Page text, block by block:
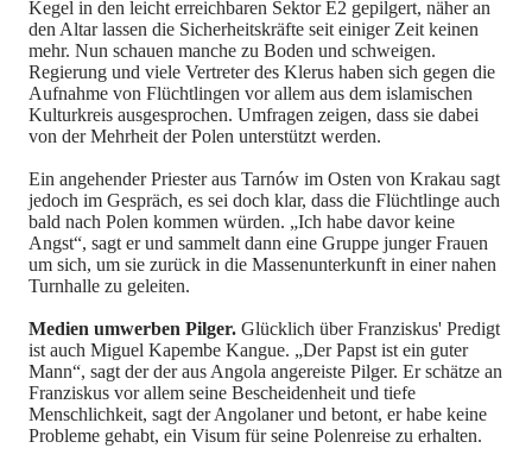
Kegel in den leicht erreichbaren Sektor E2 gepilgert, näher an
den Altar lassen die Sicherheitskräfte seit einiger Zeit keinen
mehr. Nun schauen manche zu Boden und schweigen.
Regierung und viele Vertreter des Klerus haben sich gegen die
Aufnahme von Flüchtlingen vor allem aus dem islamischen
Kulturkreis ausgesprochen. Umfragen zeigen, dass sie dabei
von der Mehrheit der Polen unterstützt werden.
Ein angehender Priester aus Tarnów im Osten von Krakau sagt
jedoch im Gespräch, es sei doch klar, dass die Flüchtlinge auch
bald nach Polen kommen würden. „Ich habe davor keine
Angst“, sagt er und sammelt dann eine Gruppe junger Frauen
um sich, um sie zurück in die Massenunterkunft in einer nahen
Turnhalle zu geleiten.
Medien umwerben Pilger. Glücklich über Franziskus' Predigt
ist auch Miguel Kapembe Kangue. „Der Papst ist ein guter
Mann“, sagt der der aus Angola angereiste Pilger. Er schätze an
Franziskus vor allem seine Bescheidenheit und tiefe
Menschlichkeit, sagt der Angolaner und betont, er habe keine
Probleme gehabt, ein Visum für seine Polenreise zu erhalten.